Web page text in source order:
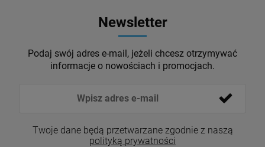
Newsletter
Podaj swój adres e-mail, jeżeli chcesz otrzymywać
informacje o nowościach i promocjach.
Twoje dane będą przetwarzane zgodnie z naszą
polityką prywatności